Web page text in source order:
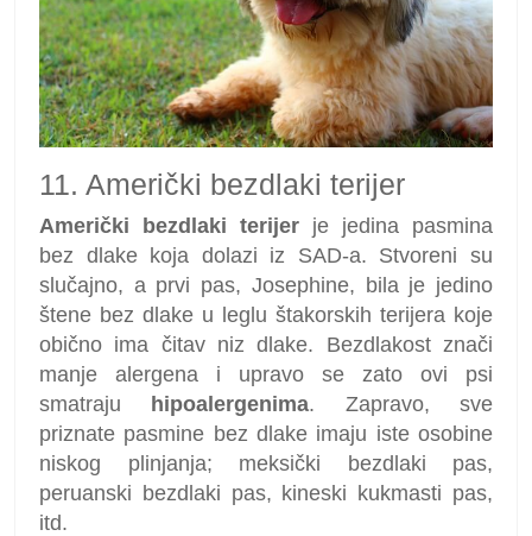
11. Američki bezdlaki terijer
Američki bezdlaki terijer je jedina pasmina
bez dlake koja dolazi iz SAD-a. Stvoreni su
slučajno, a prvi pas, Josephine, bila je jedino
štene bez dlake u leglu štakorskih terijera koje
obično ima čitav niz dlake. Bezdlakost znači
manje alergena i upravo se zato ovi psi
smatraju hipoalergenima. Zapravo, sve
priznate pasmine bez dlake imaju iste osobine
niskog plinjanja; meksički bezdlaki pas,
peruanski bezdlaki pas, kineski kukmasti pas,
itd.